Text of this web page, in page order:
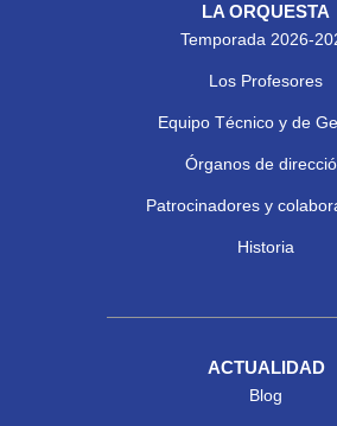
LA ORQUESTA
Temporada 2026-
Los Profesores
Equipo Técnico y de
Órganos de
Patrocinadores y
Historia
ACTUALIDAD
Blog